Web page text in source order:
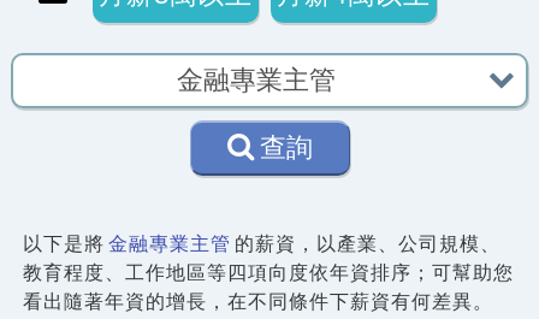
查詢
以下是將 金融專業主管 的薪資，以產業、公司規模、
教育程度、工作地區等四項向度依年資排序；可幫助您
看出隨著年資的增長，在不同條件下薪資有何差異。